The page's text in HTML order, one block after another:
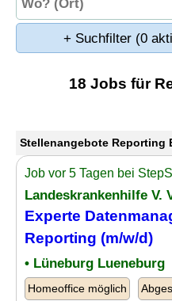
+ Suchfilter (0
18 Jobs für
Stellenangebote Reporting
Job vor 5 Tagen bei
Landeskrankenhilfe V.
Experte
Reporting (m/w/d)
• Lüneburg Lueneburg
Homeoffice möglich